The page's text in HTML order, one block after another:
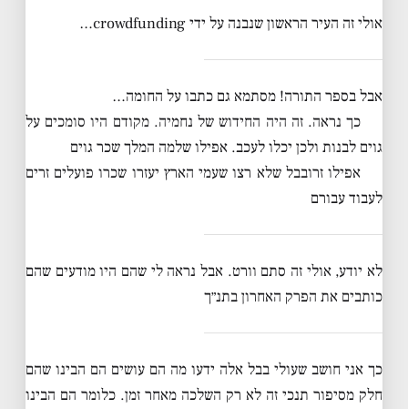
אולי זה העיר הראשון שנבנה על ידי crowdfunding…
אבל בספר התורה! מסתמא גם כתבו על החומה…
כך נראה. זה היה החידוש של נחמיה. מקודם היו סומכים על
גוים לבנות ולכן יכלו לעכב. אפילו שלמה המלך שכר גוים
אפילו זרובבל שלא רצו שעמי הארץ יעזרו שכרו פועלים זרים
לעבוד עבורם
לא יודע, אולי זה סתם וורט. אבל נראה לי שהם היו מודעים שהם
כותבים את הפרק האחרון בתנ״ך
כך אני חושב שעולי בבל אלה ידעו מה הם עושים הם הבינו שהם
חלק מסיפור תנכי זה לא רק השלכה מאחר זמן. כלומר הם הבינו